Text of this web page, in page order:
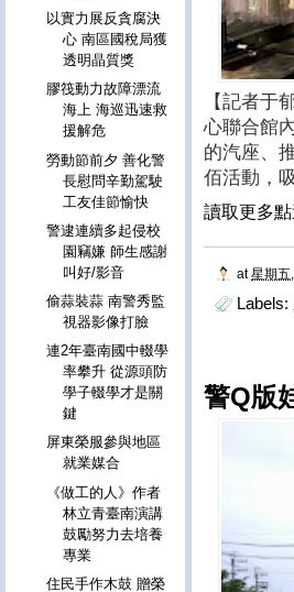
【記者于
心聯合館
的汽座、
佰活動，
讀取更多
at星期五
Labels:
警Q版
以實力展反貪腐決
心 南區國稅局獲
透明晶質獎
膠筏動力故障漂流
海上 海巡迅速救
援解危
勞動節前夕 善化警
長慰問辛勤駕駛
工友佳節愉快
警逮連續多起侵校
園竊嫌 師生感謝
叫好/影音
偷蒜裝蒜 南警秀監
視器影像打臉
連2年臺南國中輟學
率攀升 從源頭防
學子輟學才是關
鍵
屏東榮服參與地區
就業媒合
《做工的人》作者
林立青臺南演講
鼓勵努力去培養
專業
住民手作木鼓 贈榮